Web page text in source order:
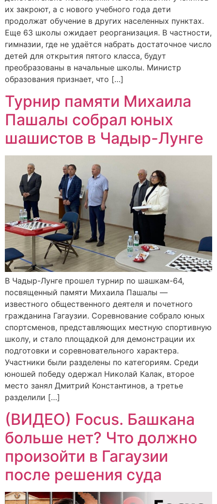
их закроют, а с нового учебного года дети
продолжат обучение в других населенных пунктах.
Еще 63 школы ожидает реорганизация. В частности,
гимназии, где не удаётся набрать достаточное число
детей для открытия пятого класса, будут
преобразованы в начальные школы. Министр
образования признает, что […]
Турнир памяти Михаила
Пашалы собрал юных
шашистов в Чадыр-Лунге
В Чадыр-Лунге прошел турнир по шашкам-64,
посвященный памяти Михаила Пашалы —
известного общественного деятеля и почетного
гражданина Гагаузии. Соревнование собрало юных
спортсменов, представляющих местную спортивную
школу, и стало площадкой для демонстрации их
подготовки и соревновательного характера.
Участники были разделены по категориям. Среди
юношей победу одержал Николай Калак, второе
место занял Дмитрий Константинов, а третье
разделили […]
(ВИДЕО) Focus. Башкана
больше нет? Что должно
произойти в Гагаузии
после решения суда